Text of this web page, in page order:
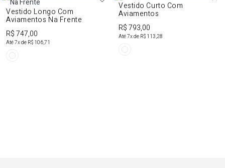
Vestido Longo Com
Aviamentos Na Frente
R$ 747,00
Até7x de R$ 106,71
Vestido Curto Com
Aviamentos
R$ 793,00
Até7x de R$ 113,28